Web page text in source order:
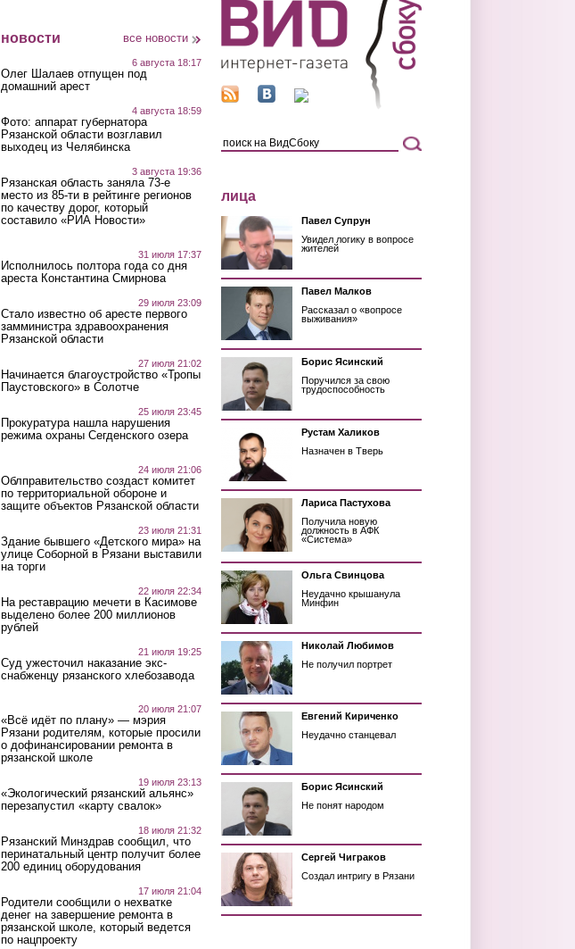
новости все новости
6 августа 18:17
Олег Шалаев отпущен под
домашний арест
4 августа 18:59
Фото: аппарат губернатора
Рязанской области возглавил
выходец из Челябинска
3 августа 19:36
Рязанская область заняла 73-е
место из 85-ти в рейтинге регионов
по качеству дорог, который
составило «РИА Новости»
31 июля 17:37
Исполнилось полтора года со дня
ареста Константина Смирнова
29 июля 23:09
Стало известно об аресте первого
замминистра здравоохранения
Рязанской области
27 июля 21:02
Начинается благоустройство «Тропы
Паустовского» в Солотче
25 июля 23:45
Прокуратура нашла нарушения
режима охраны Сегденского озера
24 июля 21:06
Облправительство создаст комитет
по территориальной обороне и
защите объектов Рязанской области
23 июля 21:31
Здание бывшего «Детского мира» на
улице Соборной в Рязани выставили
на торги
22 июля 22:34
На реставрацию мечети в Касимове
выделено более 200 миллионов
рублей
21 июля 19:25
Суд ужесточил наказание экс-
снабженцу рязанского хлебозавода
20 июля 21:07
«Всё идёт по плану» — мэрия
Рязани родителям, которые просили
о дофинансировании ремонта в
рязанской школе
19 июля 23:13
«Экологический рязанский альянс»
перезапустил «карту свалок»
18 июля 21:32
Рязанский Минздрав сообщил, что
перинатальный центр получит более
200 единиц оборудования
17 июля 21:04
Родители сообщили о нехватке
денег на завершение ремонта в
рязанской школе, который ведется
по нацпроекту
лица
Павел Супрун
Увидел логику в вопросе
жителей
Павел Малков
Рассказал о «вопросе
выживания»
Борис Ясинский
Поручился за свою
трудоспособность
Рустам Халиков
Назначен в Тверь
Лариса Пастухова
Получила новую
должность в АФК
«Система»
Ольга Свинцова
Неудачно крышанула
Минфин
Николай Любимов
Не получил портрет
Евгений Кириченко
Неудачно станцевал
Борис Ясинский
Не понят народом
Сергей Чиграков
Создал интригу в Рязани